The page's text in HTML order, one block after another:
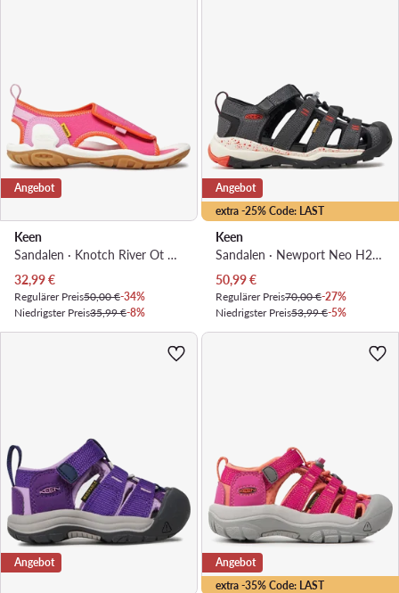
Angebot
Keen
Sandalen · Knotch River Ot 1025643 · Rosa
Aktueller Preis
32,99€
Regulärer Preis50,00 €-34%
Niedrigster Preis35,99 €-8%
extra -25% Code: LAST
Angebot
Keen
Sandalen · Newport Neo H2 1018434 · Grau
Aktueller Preis
50,99€
Regulärer Preis70,00 €-27%
Niedrigster Preis53,99 €-5%
Angebot
extra -35% Code: LAST
Angebot